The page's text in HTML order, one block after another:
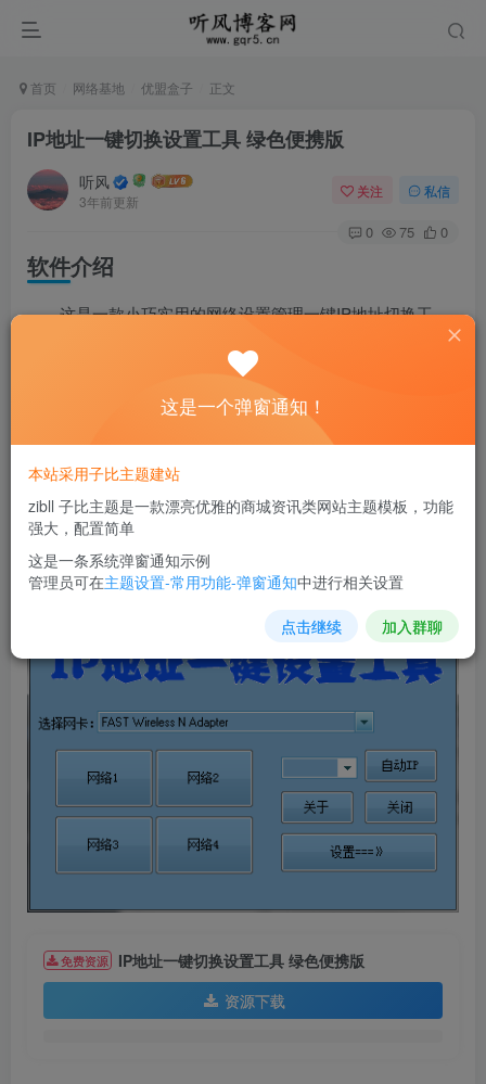
首页 网络基地 优盟盒子 正文
IP地址一键切换设置工具 绿色便携版
听风
3年前更新
关注 私信
0 75 0
软件介绍
这是一款小巧实用的网络设置管理一键IP地址切换工
具，可以针对不同的网络环境，一键为您您更改所需的网络
设置值。你可以设置六组不同的网络参数值，支持多网卡
（虚拟网卡也支持）设置，可设置4个IP地址，同时可以设置
自动IP，支持操作系统：XP、Win7-11如果运行设置有问
题，请使用管理员身份和兼容默认运行。软件使用VB语言编
写如有报毒,纯属误报,请大家放心使用！
软件截图
免费资源
IP地址一键切换设置工具 绿色便携版
资源下载
这是一个弹窗通知！
本站采用子比主题建站
zibll 子比主题是一款漂亮优雅的商城资讯类网站主题模板，功能
强大，配置简单
这是一条系统弹窗通知示例
管理员可在主题设置-常用功能-弹窗通知中进行相关设置
点击继续 加入群聊